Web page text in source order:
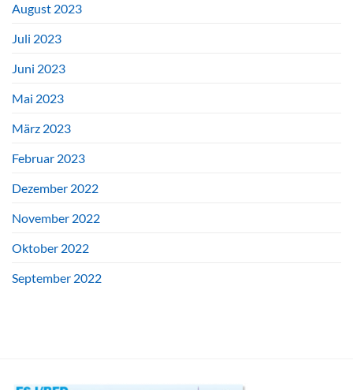
August 2023
Juli 2023
Juni 2023
Mai 2023
März 2023
Februar 2023
Dezember 2022
November 2022
Oktober 2022
September 2022